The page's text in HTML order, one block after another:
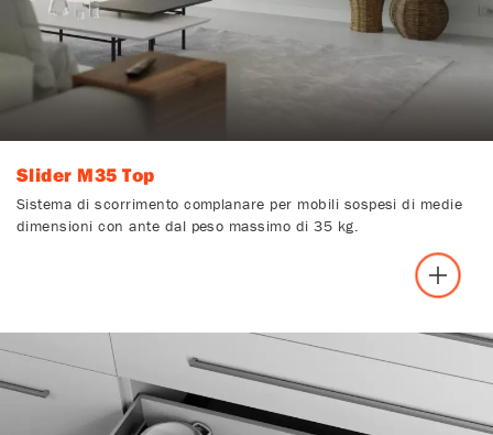
Slider M35 Top
Sistema di scorrimento complanare per mobili sospesi di medie
dimensioni con ante dal peso massimo di 35 kg.